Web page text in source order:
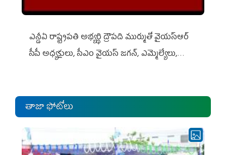
ఎన్డీఏ రాష్ట్ర‌ప‌తి అభ్య‌ర్థి ద్రౌప‌ది ముర్ముతో వైయ‌స్ఆర్
సీపీ అధ్య‌క్షులు, సీఎం వైయ‌స్ జ‌గ‌న్, ఎమ్మెల్యేలు,
తాజా ఫోటోలు